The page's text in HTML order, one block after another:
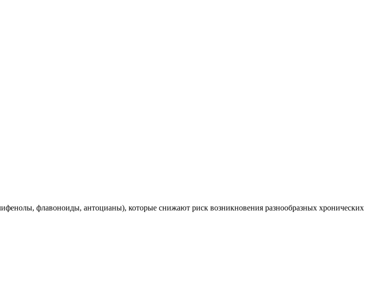
флавоноиды, антоцианы), которые снижают риск возникновения разнообразных хронических